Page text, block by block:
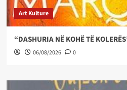
Art Kulture
“DASHURIA NË KOHË TË
06/08/2026 0